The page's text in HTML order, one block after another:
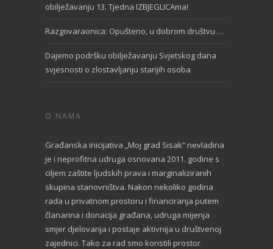
obilježavanju 13. Tjedna IZBJEGLICAma!
Razgovaraonica: Opušteno, u dobrom društvu …
Dajemo podršku obilježavanju Svjetskog dana
svjesnosti o zlostavljanju starijih osoba
O NAMA
Građanska inicijativa „Moj grad Sisak“ nevladina
je i neprofitna udruga osnovana 2011. godine s
ciljem zaštite ljudskih prava i marginaliziranih
skupina stanovništva. Nakon nekoliko godina
rada u privatnom prostoru i financiranja putem
članarina i donacija građana, udruga mijenja
smjer djelovanja i postaje aktivnija u društvenoj
zajednici. Tako za rad smo koristili prostor